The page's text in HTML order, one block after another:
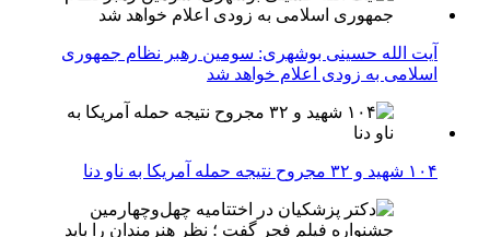
آیت الله حسینی بوشهری: سومین رهبر نظام جمهوری
اسلامی به زودی اعلام خواهد شد
۱۰۴ شهید و ۳۲ مجروح نتیجه حمله آمریکا به ناو دنا